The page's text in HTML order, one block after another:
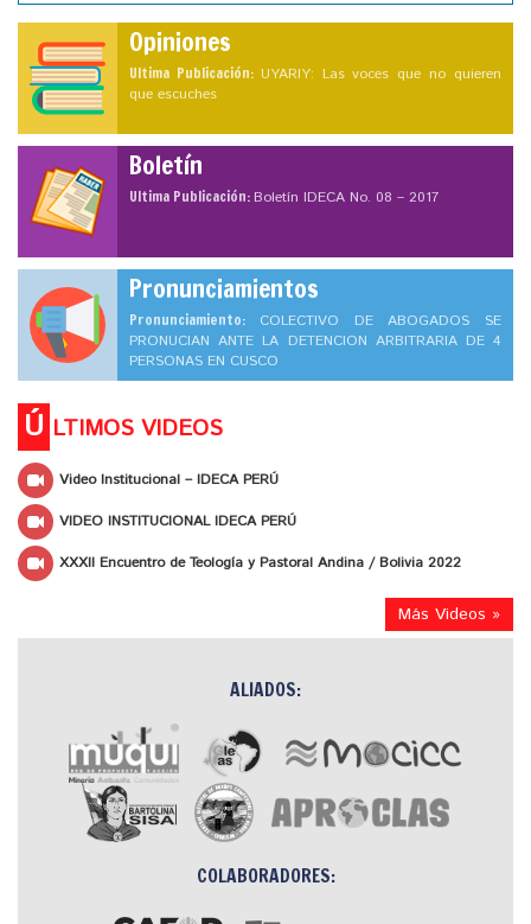
Opiniones
Ultima Publicación: UYARIY: Las voces que no quieren
que escuches
Boletín
Ultima Publicación:Boletín IDECA No. 08 – 2017
Pronunciamientos
Pronunciamiento: COLECTIVO DE ABOGADOS SE
PRONUCIAN ANTE LA DETENCION ARBITRARIA DE 4
PERSONAS EN CUSCO
Ú LTIMOS VIDEOS
Video Institucional – IDECA PERÚ
VIDEO INSTITUCIONAL IDECA PERÚ
XXXII Encuentro de Teología y Pastoral Andina / Bolivia 2022
Más Videos »
ALIADOS:
COLABORADORES: